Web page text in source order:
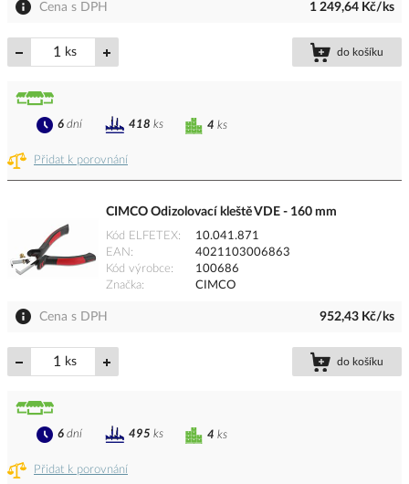
Cena s DPH 1 249,64 Kč/ks
ks do košíku
Přidat k porovnání
4 ks
6 dní 418 ks
CIMCO Odizolovací kleště VDE - 160 mm
Kód ELFETEX
10.041.871
EAN
4021103006863
Kód výrobce
100686
Značka
CIMCO
Cena s DPH 952,43 Kč/ks
ks do košíku
Přidat k porovnání
4 ks
6 dní 495 ks